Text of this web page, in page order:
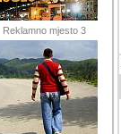
Reklamno mjesto 3